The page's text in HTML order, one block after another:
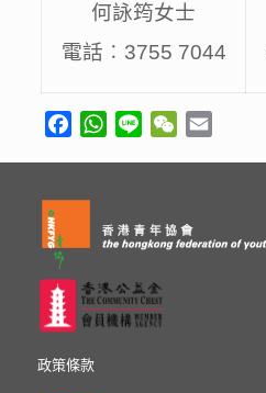
何詠筠女士
電話︰3755 7044
FacebookWhatsApp
Line WeChat
政策條款